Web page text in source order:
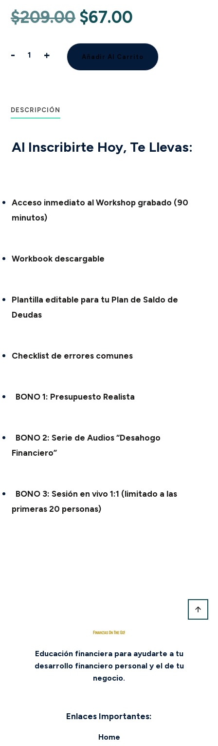
$209.00 El
precio
original
$67.00
precio
actual
-
Plan
de
de
Deudas
+ Añadir Al Carrito
DESCRIPCIÓN
Al Inscribirte Hoy, Te Llevas:
Acceso inmediato al Workshop grabado (90
minutos)
Workbook descargable
Plantilla editable para tu Plan de Saldo de
Deudas
Checklist de errores comunes
BONO 1: Presupuesto Realista
BONO 2: Serie de Audios “Desahogo
Financiero”
BONO 3: Sesión en vivo 1:1 (limitado a las
primeras 20 personas)
Educación financiera para ayudarte a tu
desarrollo financiero personal y el de tu
negocio.
Enlaces Importantes:
Home